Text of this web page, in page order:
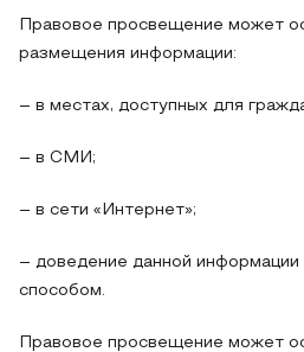
Правовое просвещение может
размещения информации:
– в местах, доступных для
– в СМИ;
– в сети «Интернет»;
– доведение данной информации
способом.
Правовое просвещение может